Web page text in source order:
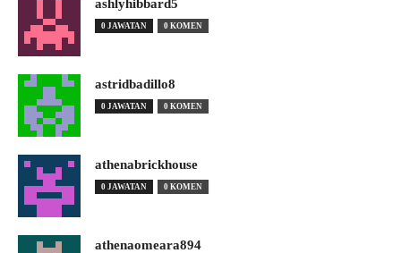
ashlyhibbard5
0 JAWATAN 0 KOMEN
astridbadillo8
0 JAWATAN 0 KOMEN
athenabrickhouse
0 JAWATAN 0 KOMEN
athenaomeara894